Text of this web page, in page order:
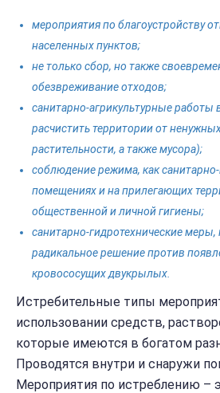
мероприятия по благоустройству
населенных пунктов;
не только сбор, но также
обезвреживание отходов;
санитарно-агрикультурные работы
расчистить территории от
растительности, а также мусора);
соблюдение режима, как санитарно-
помещениях и на прилегающих
общественной и личной гигиены;
санитарно-гидротехнические
радикальное решение против
кровососущих двукрылых.
Истребительные типы
использовании средств,
которые имеются в богатом
Проводятся внутри и снаружи
Мероприятия по истреблению –